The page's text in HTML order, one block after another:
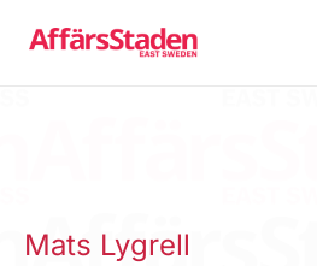
Mats Lygrell